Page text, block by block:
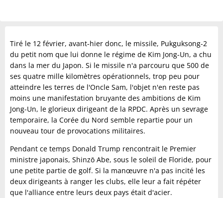
Tiré le 12 février, avant-hier donc, le missile, Pukguksong-2
du petit nom que lui donne le régime de Kim Jong-Un, a chu
dans la mer du Japon. Si le missile n'a parcouru que 500 de
ses quatre mille kilomètres opérationnels, trop peu pour
atteindre les terres de l'Oncle Sam, l'objet n'en reste pas
moins une manifestation bruyante des ambitions de Kim
Jong-Un, le glorieux dirigeant de la RPDC. Après un sevrage
temporaire, la Corée du Nord semble repartie pour un
nouveau tour de provocations militaires.
Pendant ce temps Donald Trump rencontrait le Premier
ministre japonais, Shinzō Abe, sous le soleil de Floride, pour
une petite partie de golf. Si la manœuvre n'a pas incité les
deux dirigeants à ranger les clubs, elle leur a fait répéter
que l'alliance entre leurs deux pays était d'acier.